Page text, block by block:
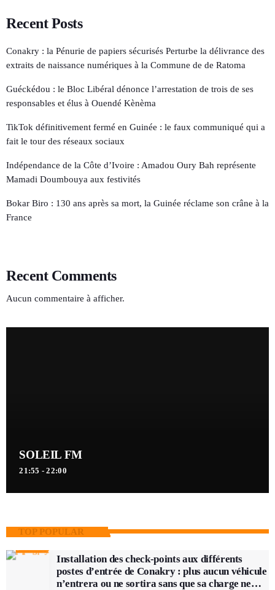
Recent Posts
Conakry : la Pénurie de papiers sécurisés Perturbe la délivrance des
extraits de naissance numériques à la Commune de de Ratoma
Guéckédou : le Bloc Libéral dénonce l’arrestation de trois de ses
responsables et élus à Ouendé Kènèma
TikTok définitivement fermé en Guinée : le faux communiqué qui a
fait le tour des réseaux sociaux
Indépendance de la Côte d’Ivoire : Amadou Oury Bah représente
Mamadi Doumbouya aux festivités
Bokar Biro : 130 ans après sa mort, la Guinée réclame son crâne à la
France
Recent Comments
Aucun commentaire à afficher.
SOLEIL FM
21:55 - 22:00
TOP POPULAR
Installation des check-points aux différents
postes d’entrée de Conakry : plus aucun véhicule
n’entrera ou ne sortira sans que sa charge ne